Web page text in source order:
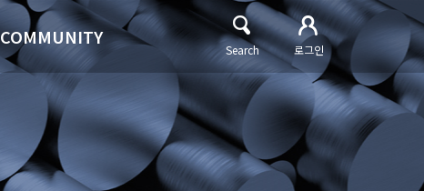
Search 로그인
COMMUNITY